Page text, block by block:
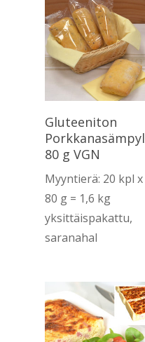
Lue Lisää
Gluteeniton
80 g VGN
Myyntierä: 20 kpl x
80 g = 1,6 kg
yksittäispakattu,
saranahal